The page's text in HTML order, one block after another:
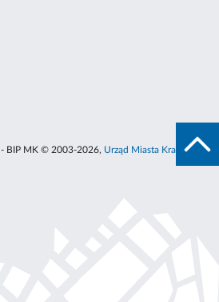
BIP MK © 2003-2026, Urząd Miasta Krakowa